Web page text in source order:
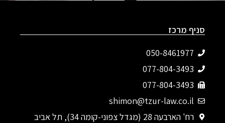
סניף מרכז
050-8461977
077-804-3493‬
077-804-3493
shimon@tzur-law.co.il
רח' הארבעה 28 (מגדל צפוני-קומה 34), תל אביב